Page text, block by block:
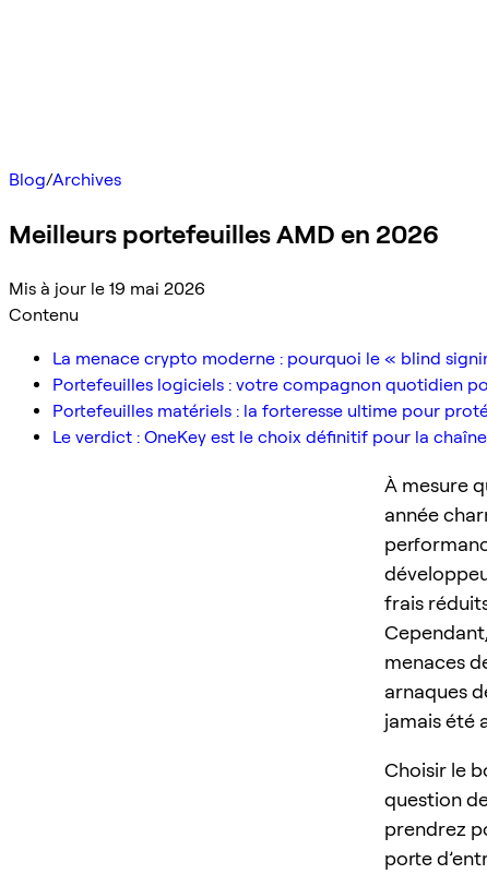
Blog/Archives
Meilleurs portefeuilles AMD en 2026
Mis à jour le 19 mai 2026
Contenu
La menace crypto moderne : pourquoi le « blind
Portefeuilles logiciels : votre compagnon quotidien
Portefeuilles matériels : la forteresse ultime pour
Le verdict : OneKey est le choix définitif pour la
À mesure
année
frais
menaces
arnaques
jamais été
Choisir le
question
prendrez
porte